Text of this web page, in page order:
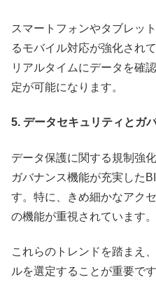
スマートフォンやタブレッ
るモバイル対応が強化され
リアルタイムにデータを確
定が可能になります。
5. データセキュリティとガ
データ保護に関する規制強
ガバナンス機能が充実した
す。特に、きめ細かなアク
の機能が重視されています。
これらのトレンドを踏まえ
ルを選定することが重要で